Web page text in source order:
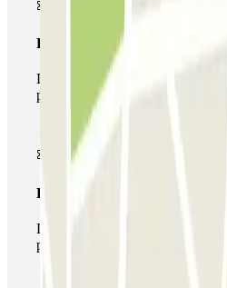
Pase básico
Durante tu estancia podrás
parking
Pase multiparking
Durante tu estancia podrás hacer
parkings de este operador